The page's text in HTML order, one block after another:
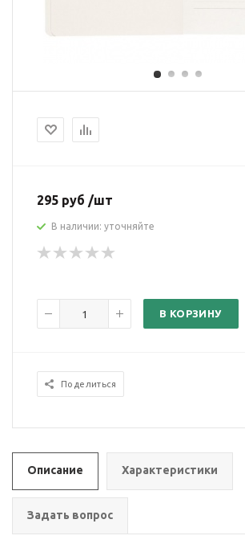
295 руб /шт
В наличии: уточняйте
В КОРЗИНУ
Поделиться
Описание Характеристики
Задать вопрос